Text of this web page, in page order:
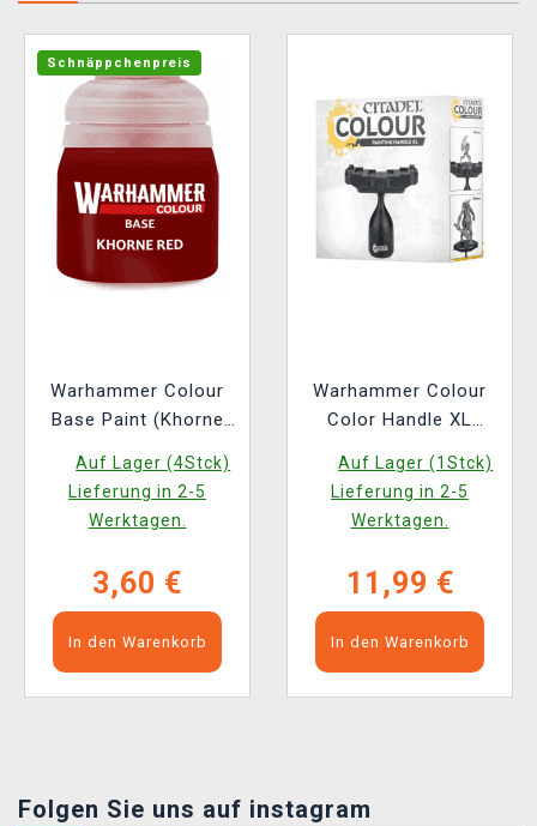
Schnäppchenpreis
Warhammer Colour
Base Paint (Khorne
Auf Lager (4Stck)
Lieferung in 2-5
Werktagen.
3,60 €
In den Warenkorb
Warhammer Colour
Color Handle XL
Auf Lager (1Stck)
Lieferung in 2-5
Werktagen.
11,99 €
In den Warenkorb
Folgen Sie uns auf instagram